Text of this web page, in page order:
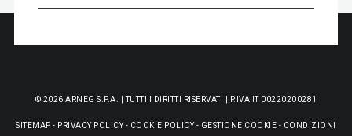
© 2026 ARNEG S.P.A. | TUTTI I DIRITTI RISERVATI | P.IVA IT 00220200281
SITEMAP - PRIVACY POLICY- COOKIE POLICY- GESTIONE COOKIE - CONDIZIONI